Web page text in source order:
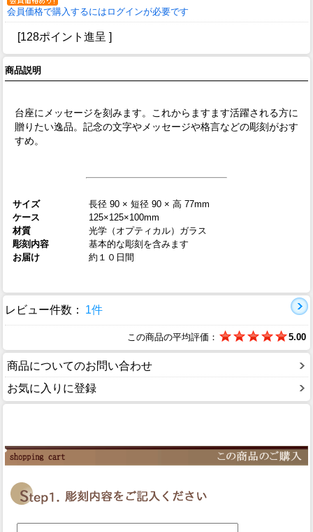
会員価格で購入するにはログインが必要です
[128ポイント進呈 ]
商品説明
台座にメッセージを刻みます。これからますます活躍される方に
贈りたい逸品。記念の文字やメッセージや格言などの彫刻がおす
すめ。
サイズ
長径 90 × 短径 90 × 高 77mm
ケース
125×125×100mm
材質
光学（オプティカル）ガラス
彫刻内容
基本的な彫刻を含みます
お届け
約１０日間
レビュー件数： 1件
この商品の平均評価： 5.00
商品についてのお問い合わせ
お気に入りに登録